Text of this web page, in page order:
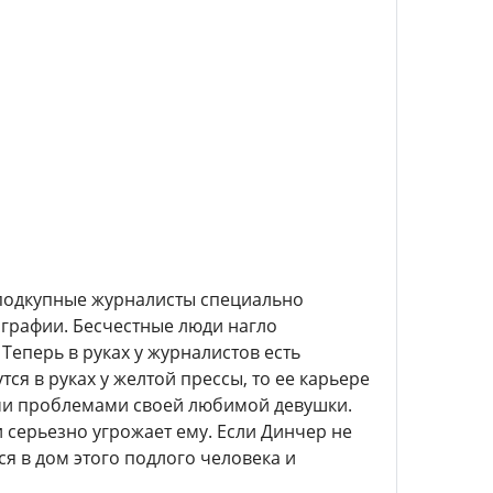
журналисты специально
Бесчестные люди нагло
в руках у журналистов есть
в руках у желтой прессы, то ее карьере
проблемами своей любимой девушки.
серьезно угрожает ему. Если Динчер не
в дом этого подлого человека и